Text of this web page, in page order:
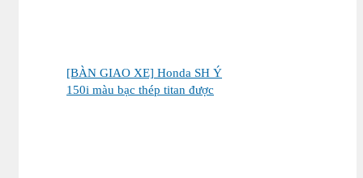
[BÀN GIAO XE] Honda SH Ý
150i màu bạc thép titan được